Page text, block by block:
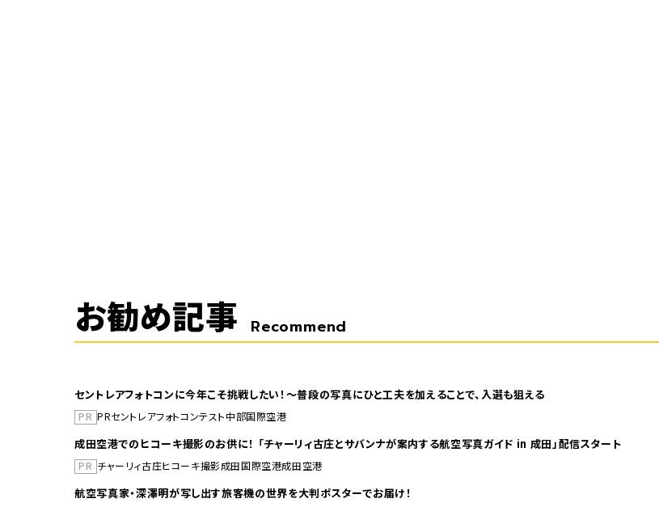
お勧め記事 Recommend
セントレアフォトコンに今年こそ挑戦したい！～普段の写真にひと工夫を加えることで、入選も狙える
PR PRセントレアフォトコンテスト中部国際空港
成田空港でのヒコーキ撮影のお供に！ 「チャーリィ古庄とサバンナが案内する航空写真ガイド in 成田」配信スタート
PR チャーリィ古庄ヒコーキ撮影成田国際空港成田空港
航空写真家・深澤明が写し出す旅客機の世界を大判ポスターでお届け！